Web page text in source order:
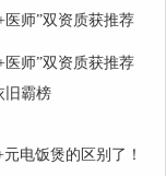
医师”双资质获推荐
医师”双资质获推荐
旧霸榜
电饭煲的区别了！